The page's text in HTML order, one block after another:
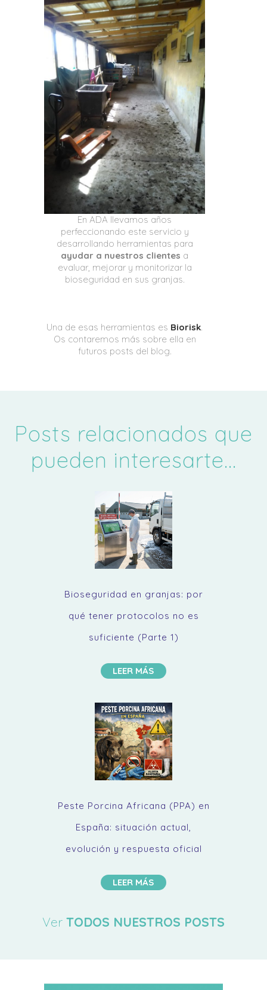
En ADA llevamos años
perfeccionando este servicio y
desarrollando herramientas para
ayudar a nuestros clientes a
evaluar, mejorar y monitorizar la
bioseguridad en sus granjas.
Una de esas herramientas es Biorisk.
Os contaremos más sobre ella en
futuros posts del blog.
Posts relacionados que
pueden interesarte...
Bioseguridad en granjas: por
qué tener protocolos no es
suficiente (Parte 1)
LEER MÁS
Peste Porcina Africana (PPA) en
España: situación actual,
evolución y respuesta oficial
LEER MÁS
Ver TODOS NUESTROS POSTS